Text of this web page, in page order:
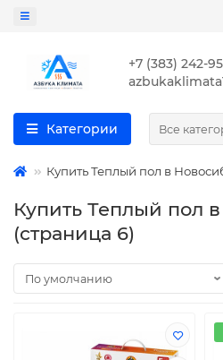
+7 (383) 242-
Категории Все
Купить Теплый пол в
Купить Теплый пол
(страница 6)